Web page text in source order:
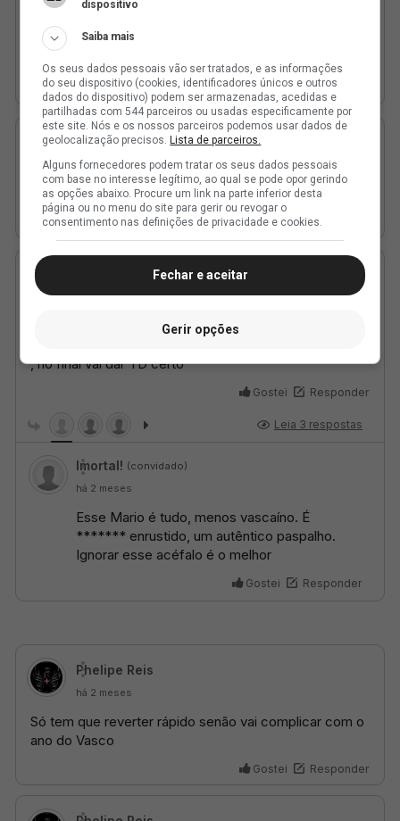
dispositivo
Saiba mais
Os seus dados pessoais vão ser tratados, e as informações
do seu dispositivo (cookies, identificadores únicos e outros
dados do dispositivo) podem ser armazenadas, acedidas e
partilhadas com 544 parceiros ou usadas especificamente por
este site. Nós e os nossos parceiros podemos usar dados de
geolocalização precisos. Lista de parceiros.
Alguns fornecedores podem tratar os seus dados pessoais
com base no interesse legítimo, ao qual se pode opor gerindo
as opções abaixo. Procure um link na parte inferior desta
página ou no menu do site para gerir ou revogar o
consentimento nas definições de privacidade e cookies.
Fechar e aceitar
Gerir opções